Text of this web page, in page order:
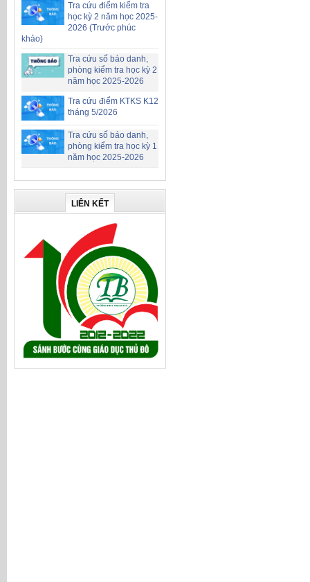
Tra cứu điểm kiểm tra
học kỳ 2 năm học 2025-
2026 (Trước phúc
khảo)
Tra cứu số báo danh,
phòng kiểm tra học kỳ 2
năm học 2025-2026
Tra cứu điểm KTKS K12
tháng 5/2026
Tra cứu số báo danh,
phòng kiểm tra học kỳ 1
năm học 2025-2026
LIÊN KẾT